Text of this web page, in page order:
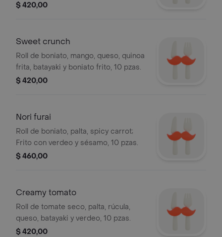
$ 420,00
Sweet crunch
Roll de boniato, mango, queso, quinoa
frita, batayaki y boniato frito, 10 pzas.
$ 420,00
Nori furai
Roll de boniato, palta, spicy carrot;
Frito con verdeo y sésamo, 10 pzas.
$ 460,00
Creamy tomato
Roll de tomate seco, palta, rúcula,
queso, batayaki y verdeo, 10 pzas.
$ 420,00